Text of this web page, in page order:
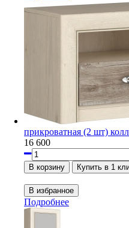
прикроватная (2 шт)
16 600
Подробнее